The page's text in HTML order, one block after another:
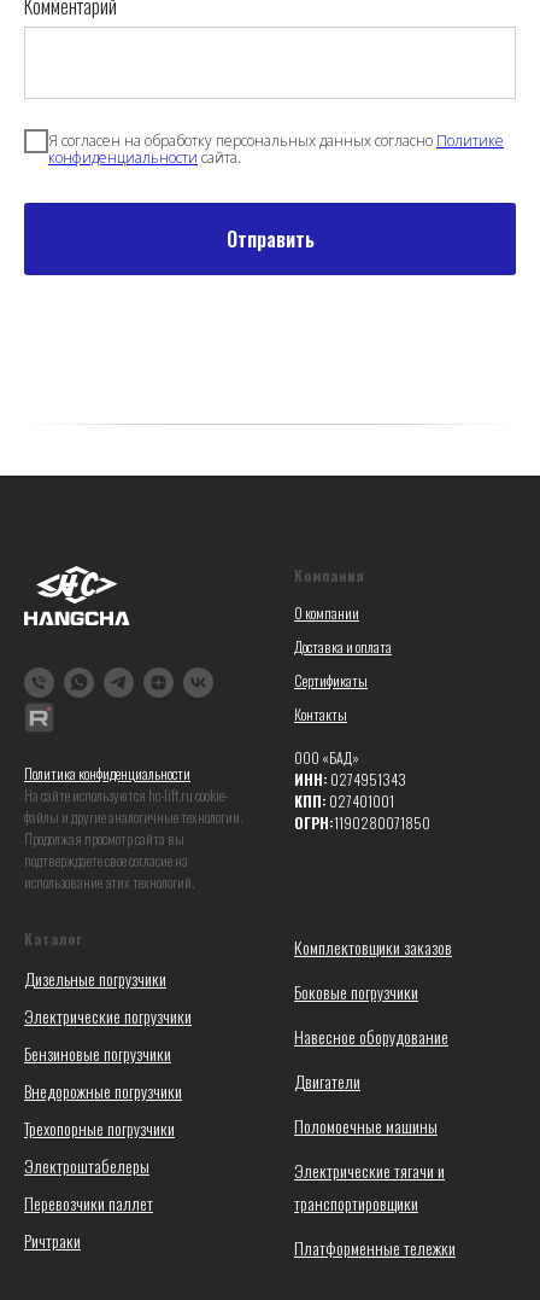
Комментарий
Я согласен на обработку персональных данных согласно Политике
конфиденциальности сайта.
Отправить
Политика конфиденциальности
На сайте используются hc-lift.ru coоkie-
файлы и другие аналогичные технологии.
Продолжая просмотр сайта вы
подтверждаете свое согласие на
использование этих технологий.
Компания
О компании
Доставка и оплата
Сертификаты
Контакты
ООО «БАД»
ИНН: 0274951343
КПП: 027401001
ОГРН:1190280071850
Каталог
Дизельные погрузчики
Электрические погрузчики
Бензиновые погрузчики
Внедорожные погрузчики
Трехопорные погрузчики
Электроштабелеры
Перевозчики паллет
Ричтраки
Комплектовщики заказов
Боковые погрузчики
Навесное оборудование
Двигатели
Поломоечные машины
Электрические тягачи и
транспортировщики
Платформенные тележки